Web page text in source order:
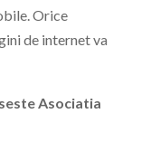
Orice
de internet va
Asociatia